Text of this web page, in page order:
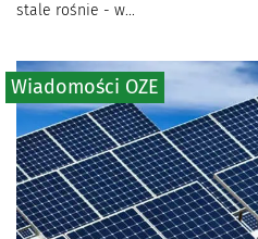
stale rośnie - w...
Wiadomości OZE